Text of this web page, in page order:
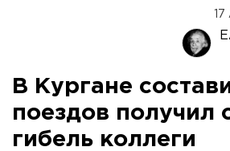
В Кургане
поездов получил
гибель коллеги